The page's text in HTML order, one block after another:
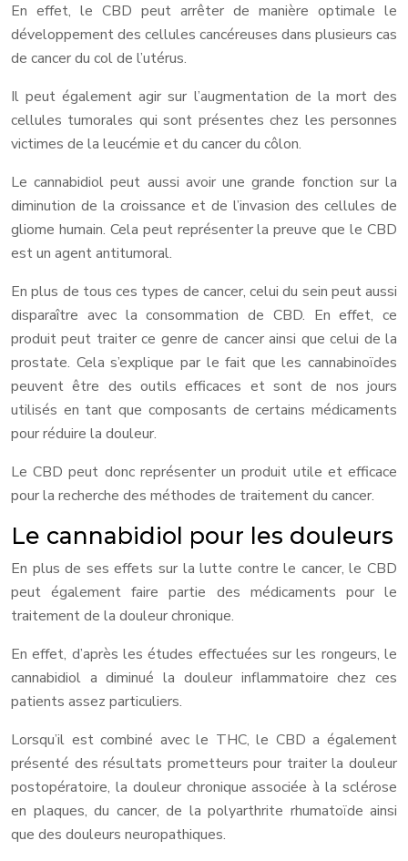
En effet, le CBD peut arrêter de manière optimale le
développement des cellules cancéreuses dans plusieurs cas
de cancer du col de l’utérus.
Il peut également agir sur l’augmentation de la mort des
cellules tumorales qui sont présentes chez les personnes
victimes de la leucémie et du cancer du côlon.
Le cannabidiol peut aussi avoir une grande fonction sur la
diminution de la croissance et de l’invasion des cellules de
gliome humain. Cela peut représenter la preuve que le CBD
est un agent antitumoral.
En plus de tous ces types de cancer, celui du sein peut aussi
disparaître avec la consommation de CBD. En effet, ce
produit peut traiter ce genre de cancer ainsi que celui de la
prostate. Cela s’explique par le fait que les cannabinoïdes
peuvent être des outils efficaces et sont de nos jours
utilisés en tant que composants de certains médicaments
pour réduire la douleur.
Le CBD peut donc représenter un produit utile et efficace
pour la recherche des méthodes de traitement du cancer.
Le cannabidiol pour les douleurs
En plus de ses effets sur la lutte contre le cancer, le CBD
peut également faire partie des médicaments pour le
traitement de la douleur chronique.
En effet, d’après les études effectuées sur les rongeurs, le
cannabidiol a diminué la douleur inflammatoire chez ces
patients assez particuliers.
Lorsqu’il est combiné avec le THC, le CBD a également
présenté des résultats prometteurs pour traiter la douleur
postopératoire, la douleur chronique associée à la sclérose
en plaques, du cancer, de la polyarthrite rhumatoïde ainsi
que des douleurs neuropathiques.